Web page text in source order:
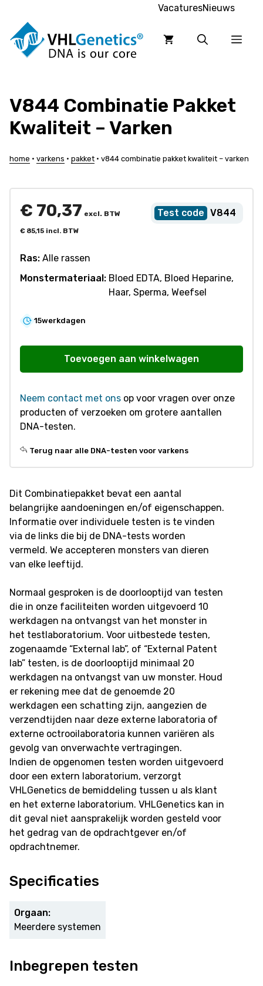
inhoud
VacaturesNieuws
V844 Combinatie Pakket
Kwaliteit – Varken
home • varkens • pakket • v844 combinatie pakket kwaliteit – varken
V844
€ 70,37 excl. BTW
€ 85,15 incl. BTW
Ras: Alle rassen
Monstermateriaal: Bloed EDTA, Bloed Heparine,
Haar, Sperma, Weefsel
15werkdagen
Combinatie
Pakket
-
Varken
aantal
Toevoegen aan winkelwagen
Neem contact met ons op voor vragen over onze
producten of verzoeken om grotere aantallen
DNA-testen.
Terug naar alle DNA-testen voor varkens
Dit Combinatiepakket bevat een aantal
belangrijke aandoeningen en/of eigenschappen.
Informatie over individuele testen is te vinden
via de links die bij de DNA-tests worden
vermeld. We accepteren monsters van dieren
van elke leeftijd.
Normaal gesproken is de doorlooptijd van testen
die in onze faciliteiten worden uitgevoerd 10
werkdagen na ontvangst van het monster in
het testlaboratorium. Voor uitbestede testen,
zogenaamde “External lab”, of “External Patent
lab” testen, is de doorlooptijd minimaal 20
werkdagen na ontvangst van uw monster. Houd
er rekening mee dat de genoemde 20
werkdagen een schatting zijn, aangezien de
verzendtijden naar deze externe laboratoria of
externe octrooilaboratoria kunnen variëren als
gevolg van onverwachte vertragingen.
Indien de opgenomen testen worden uitgevoerd
door een extern laboratorium, verzorgt
VHLGenetics de bemiddeling tussen u als klant
en het externe laboratorium. VHLGenetics kan in
dit geval niet aansprakelijk worden gesteld voor
het gedrag van de opdrachtgever en/of
opdrachtnemer.
Specificaties
Orgaan:
Meerdere systemen
Inbegrepen testen